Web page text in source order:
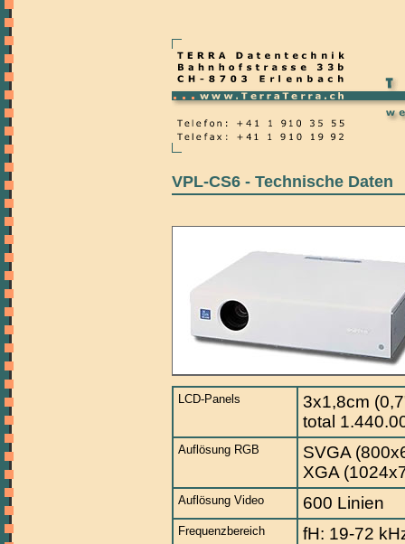
VPL-CS6 - Technische Daten
LCD-Panels
3x1,8cm
total
Auflösung RGB
SVGA
XGA
Auflösung Video 600 Linien
Frequenzbereich fH: 19-72